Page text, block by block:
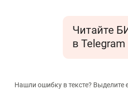
Читайте
в Telegram
Нашли ошибку в тексте? Выделите